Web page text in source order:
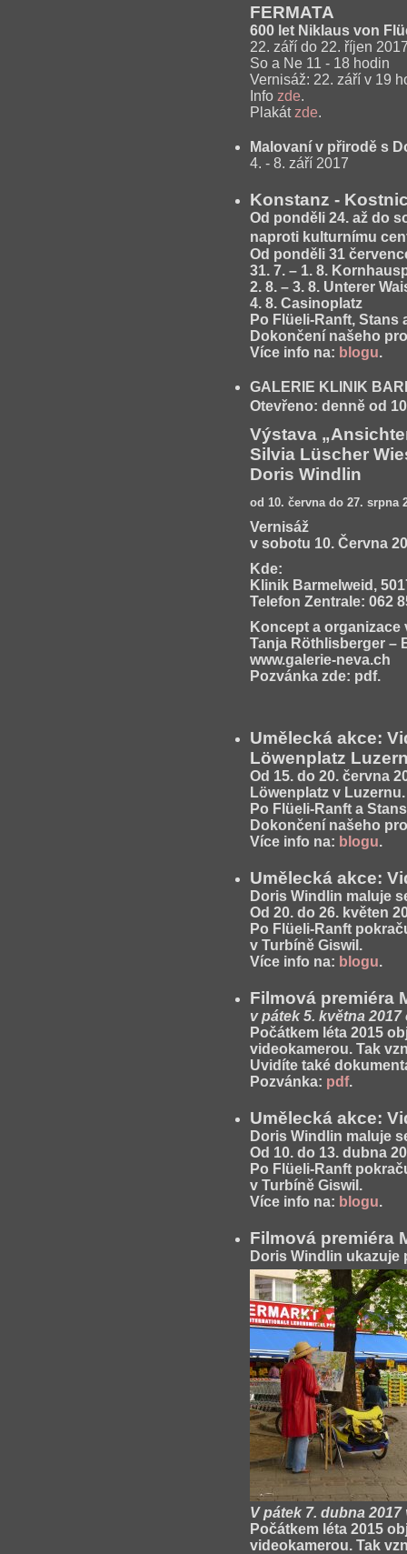
FERMATA
600 let Niklaus von
22. září do 22. říjen
So a Ne 11 - 18 hodin
Vernisáž: 22. září v 19
Info zde.
Plakát zde.
Malovaní v přirodě s
4. - 8. září 2017
Konstanz -
Od ponděli 24. až do
naproti kulturnímu
Od ponděli 31
31. 7. – 1. 8.
2. 8. – 3. 8. Unterer
4. 8. Casinoplatz
Po Flüeli-Ranft,
Dokončení našeho
Více info na: blogu.
GALERIE KLINIK
Otevřeno: denně od
Výstava
Silvia Lüscher
Doris Windlin
od 10. června do 27. srpna
Vernisáž
v sobotu 10. Června
Kde:
Klinik Barmelweid,
Telefon Zentrale: 062
Koncept a organizace
Tanja Röthlisberger –
www.galerie-neva.ch
Pozvánka zde: pdf.
Umělecká akce:
Löwenplatz
Od 15. do 20. června
Löwenplatz v
Po Flüeli-Ranft a
Dokončení našeho
Více info na: blogu.
Umělecká akce:
Doris Windlin maluje
Od 20. do 26. květen
Po Flüeli-Ranft
v Turbíně Giswil.
Více info na: blogu.
Filmová premiéra
v pátek 5. května 2017
Počátkem léta 2015
videokamerou. Tak
Uvidíte také
Pozvánka: pdf.
Umělecká akce:
Doris Windlin maluje
Od 10. do 13. dubna
Po Flüeli-Ranft
v Turbíně Giswil.
Více info na: blogu.
Filmová premiéra
Doris Windlin
V pátek 7. dubna
Počátkem léta 2015
videokamerou. Tak